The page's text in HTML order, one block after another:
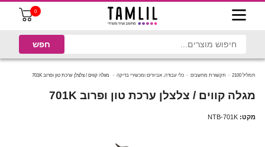
0
תמליל 2100 תקשורת מחשבים כלי עבודה, אביזרים ומכשירי בדיקה מגלה קווים / צלצלן ערכת טון ופרוב 701K
מגלה קווים / צלצלן ערכת טון ופרוב 701K
מקט: NTB-701K